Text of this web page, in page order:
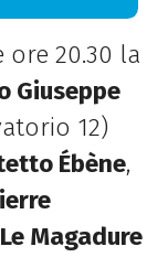
20.30 la
Giuseppe
12)
Ébène,
Magadure